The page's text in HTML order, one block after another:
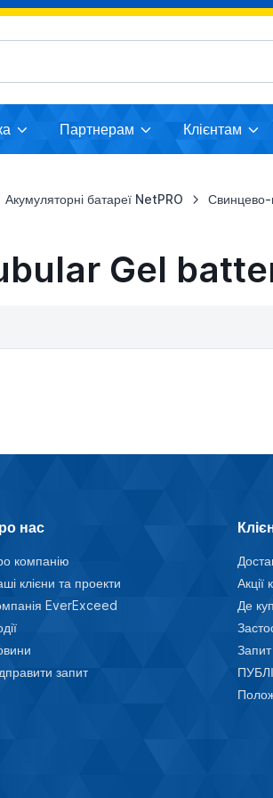
Партнерам Клієнтам
Акумуляторні батареї NetPRO Свинцево-
Gel
нас
компанію
клієни та проекти
EverExceed
запит
Акції
Де